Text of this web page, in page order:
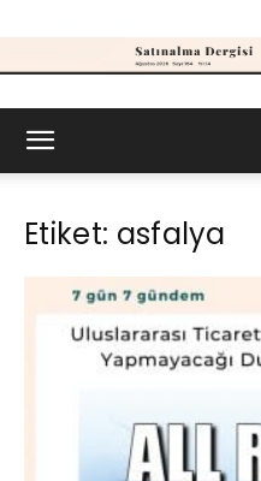
Etiket: asfalya